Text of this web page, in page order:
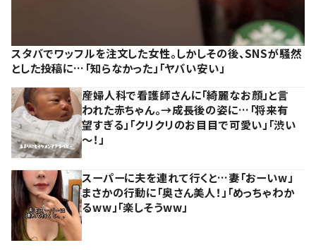
スタバでワッフルを注文した女性。しかしその後、SNSが騒然
とした投稿に…「知らなかった」「ヤバい安い」
産婦人科で看護師さんに「綺麗なお顔」と言
われた赤ちゃん。→成長後の姿に…「将来有
望すぎる」「クリクリのお目目で可愛い」「渋い
～！」
スーパーに夫を連れて行くと…妻「おーいw」
まさかの行動に「奥さん美人！」「めっちゃわか
るww」「楽しそうww」